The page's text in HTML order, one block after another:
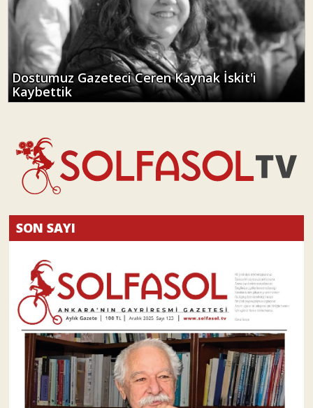
Dostumuz Gazeteci Ceren Kaynak İskit'i
Kaybettik
SON SAYI